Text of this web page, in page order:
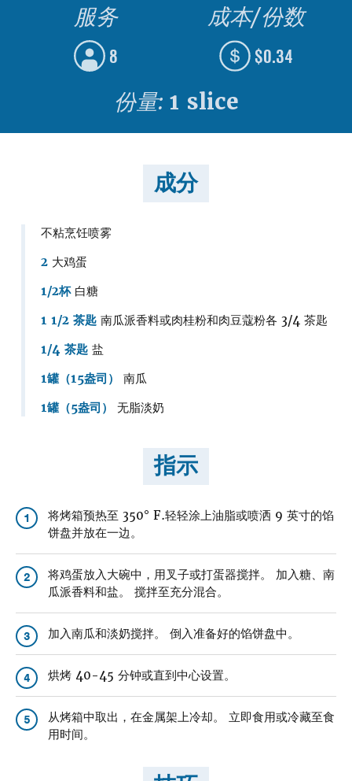
服务
8
成本/份数
$0.34
份量: 1 slice
成分
不粘烹饪喷雾
2 大鸡蛋
1/2杯白糖
1 1/2 茶匙 南瓜派香料或肉桂粉和肉豆蔻粉各 3/4 茶匙
1/4 茶匙 盐
1罐（15盎司）
南瓜
1罐（5盎司）
无脂淡奶
指示
1
将烤箱预热至 350° F.轻轻涂上油脂或喷洒 9 英寸的馅
饼盘并放在一边。
2
将鸡蛋放入大碗中，用叉子或打蛋器搅拌。 加入糖、南
瓜派香料和盐。 搅拌至充分混合。
3 加入南瓜和淡奶搅拌。 倒入准备好的馅饼盘中。
4 烘烤 40-45 分钟或直到中心设置。
5
从烤箱中取出，在金属架上冷却。 立即食用或冷藏至食
用时间。